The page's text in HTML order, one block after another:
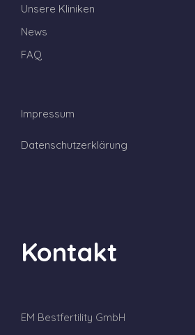
Unsere Kliniken
News
FAQ
Impressum
Datenschutzerklärung
Kontakt
EM Bestfertility GmbH